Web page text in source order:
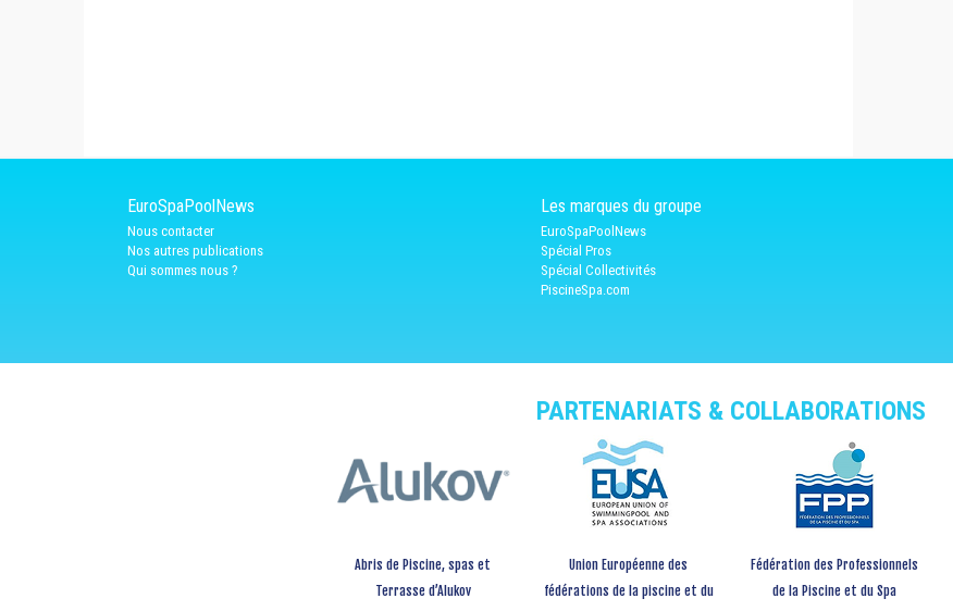
EuroSpaPoolNews
Nous contacter
Nos autres publications
Qui sommes nous ?
Les marques du groupe
EuroSpaPoolNews
Spécial Pros
Spécial Collectivités
PiscineSpa.com
PARTENARIATS & COLLABORATIONS
Abris de Piscine, spas et
Terrasse d’Alukov
Union Européenne des
fédérations de la piscine et du
Fédération des Professionnels
de la Piscine et du Spa